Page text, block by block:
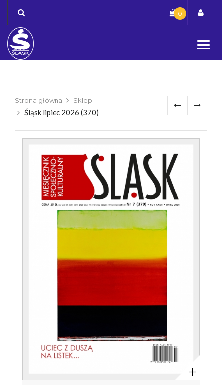
content
0
Strona główna Sklep
Śląsk lipiec 2026 (370)
Powiększ